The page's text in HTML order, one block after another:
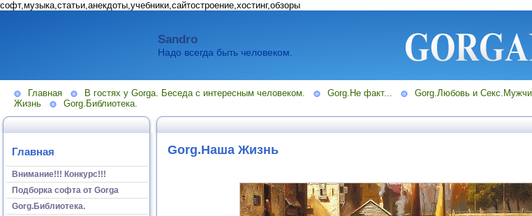
софт,музыка,статьи,анекдоты,учебники,сайтостроение,хостинг,обзоры
Sandro
Надо всегда быть человеком.
Главная В гостях у Gorga. Беседа с интересным человеком. Gorg.Не факт... Gorg.Любовь и
Жизнь
Gorg.Библиотека.
Главная
Внимание!!! Конкурс!!!
Подборка софта от Gorga
Gorg.Библиотека.
Gorg.Наша Жизнь